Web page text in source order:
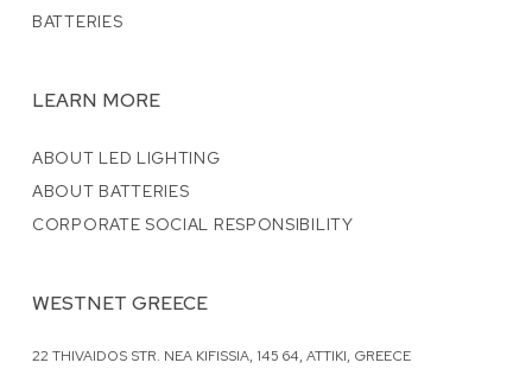
BATTERIES
LEARN MORE
ABOUT LED LIGHTING
ABOUT BATTERIES
CORPORATE SOCIAL RESPONSIBILITY
WESTNET GREECE
22 THIVAIDOS STR. NEA KIFISSIA, 145 64, ATTIKI, GREECE